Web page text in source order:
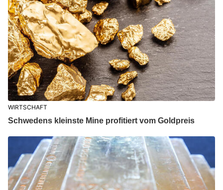
WIRTSCHAFT
Schwedens kleinste Mine profitiert vom Goldpreis